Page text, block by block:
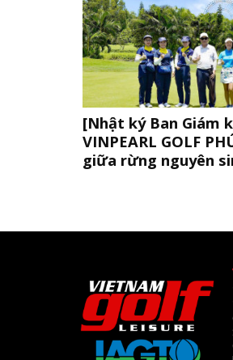
[Nhật ký Ban Giám
VINPEARL GOLF
giữa rừng nguyên